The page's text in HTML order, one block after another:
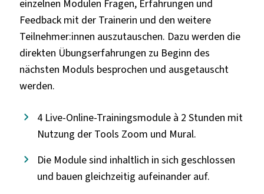
einzelnen Modulen Fragen, Erfahrungen und
Feedback mit der Trainerin und den weitere
Teilnehmer:innen auszutauschen. Dazu werden die
direkten Übungserfahrungen zu Beginn des
nächsten Moduls besprochen und ausgetauscht
werden.
4 Live-Online-Trainingsmodule à 2 Stunden mit
Nutzung der Tools Zoom und Mural.
Die Module sind inhaltlich in sich geschlossen
und bauen gleichzeitig aufeinander auf.